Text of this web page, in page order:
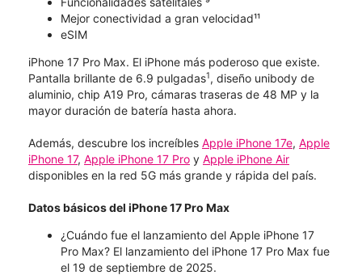
Mejor conectividad a gran velocidad¹¹
eSIM
iPhone 17 Pro Max. El iPhone más poderoso que existe.
Pantalla brillante de 6.9 pulgadas1, diseño unibody de
aluminio, chip A19 Pro, cámaras traseras de 48 MP y la
mayor duración de batería hasta ahora.
Además, descubre los increíbles Apple iPhone 17e, Apple
iPhone 17, Apple iPhone 17 Pro y Apple iPhone Air
disponibles en la red 5G más grande y rápida del país.
Datos básicos del iPhone 17 Pro Max
¿Cuándo fue el lanzamiento del Apple iPhone 17
Pro Max? El lanzamiento del iPhone 17 Pro Max fue
el 19 de septiembre de 2025.